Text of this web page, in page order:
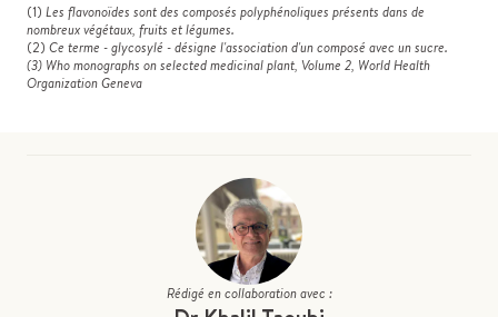
(1) Les flavonoïdes sont des composés polyphénoliques présents dans de
nombreux végétaux, fruits et légumes.
(2) Ce terme - glycosylé - désigne l'association d'un composé avec un sucre.
(3) Who monographs on selected medicinal plant, Volume 2, World Health
Organization Geneva
Rédigé en collaboration avec :